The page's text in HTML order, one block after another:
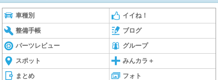
車種別 イイね！
整備手帳 ブログ
パーツレビュー グループ
スポット みんカラ＋
まとめ フォト